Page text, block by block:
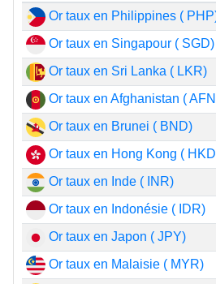
Or taux en Philippines (
Or taux en Singapour ( SGD)
Or taux en Sri Lanka ( LKR)
Or taux en Afghanistan (
Or taux en Brunei ( BND)
Or taux en Hong Kong (
Or taux en Inde ( INR)
Or taux en Indonésie ( IDR)
Or taux en Japon ( JPY)
Or taux en Malaisie ( MYR)